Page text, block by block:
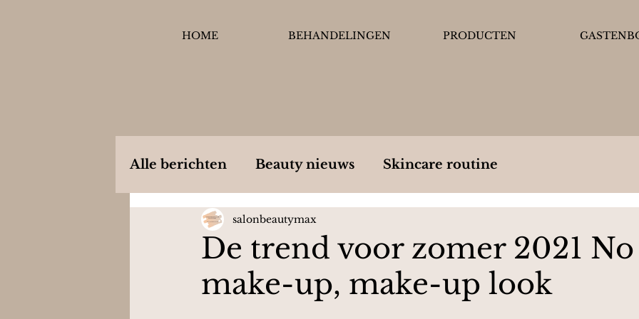
HOME BEHANDELINGEN PRODUCTEN
Alle berichten Beauty nieuws Skincare routine
De trend voor zomer 2021 No
make-up, make-up look
salonbeautymax